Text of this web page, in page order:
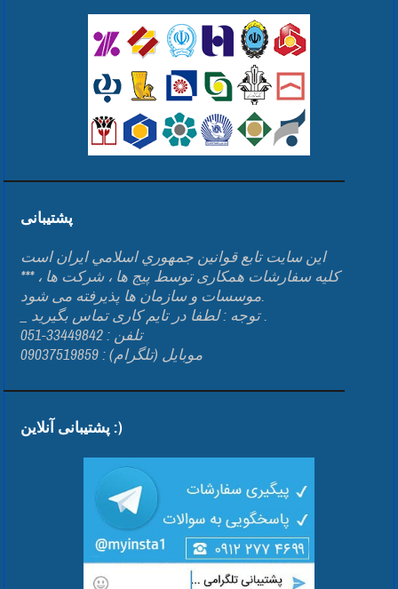
پشتیبانی
اين سايت تابع قوانين جمهوري اسلامي ايران است
*** کلیه سفارشات همکاری توسط پیج ها ، شرکت ها ،
موسسات و سازمان ها پذیرفته می شود.
_ توجه : لطفا در تایم کاری تماس بگیرید .
تلفن : 33449842-051
موبایل (تلگرام) : 09037519859
پشتیبانی آنلاین :)